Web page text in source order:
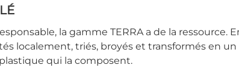
la gamme TERRA a de la
localement, triés, broyés et transformés en
qui la composent.